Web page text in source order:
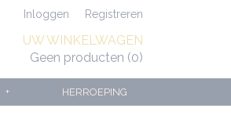
Inloggen Registreren
UW WINKELWAGEN
Geen producten (0)
HERROEPING
+